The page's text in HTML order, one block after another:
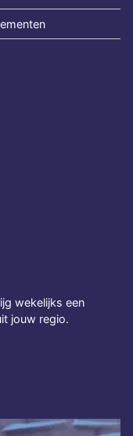
wekelijks een
jouw regio.